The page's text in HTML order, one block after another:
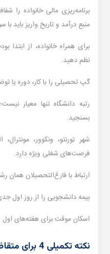
برنامه‌ریزی مالی خانواده را
منبع درآمد و تاریخ واریز باید
برای همراه خانواده، از ابتدا
نظم دهید.
گپ تحصیلی را با کار، دوره
بسنجید.
شهر تورنتو، ونکوور،
فرصت‌های شغلی ویژه دارد.
ارتباط با فارغ‌التحصیلان همان
بیمه دانشجویی را از روز اول
اسکان موقت برای هفته‌های اول
نکته تکمیلی 4 برای متقاضیان ۲۰۲۶